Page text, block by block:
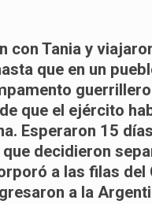
con Tania y
que en un
que el ejército
Esperaron 15
decidieron
a las filas del
a la